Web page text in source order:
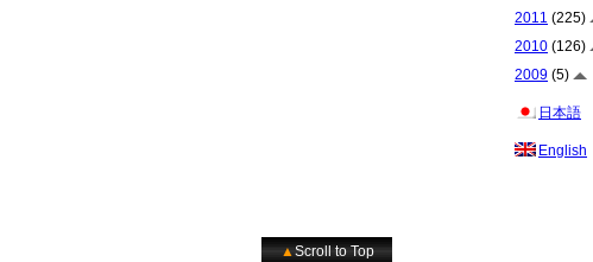
2011 (225)
2010 (126)
2009 (5)
日本語
English
▲Scroll to Top